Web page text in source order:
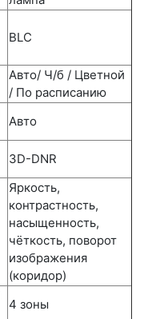
BLC
Авто/ Ч/б / Цветной
/ По расписанию
Авто
3D-DNR
Яркость,
контрастность,
насыщенность,
чёткость, поворот
изображения
(коридор)
4 зоны